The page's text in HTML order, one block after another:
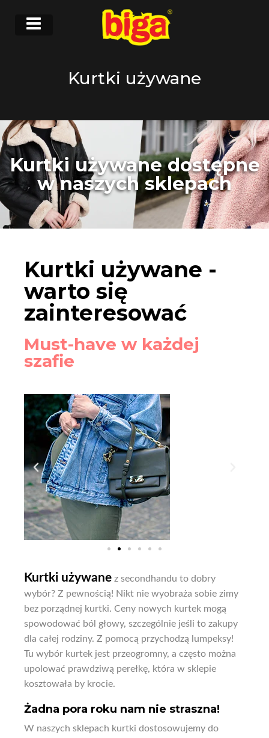
Kurtki używane
Kurtki używane dostępne
w naszych sklepach
Kurtki używane -
warto się
zainteresować
Must-have w każdej
szafie
Kurtki używane z secondhandu to dobry
wybór? Z pewnością! Nikt nie wyobraża sobie zimy
bez porządnej kurtki. Ceny nowych kurtek mogą
spowodować ból głowy, szczególnie jeśli to zakupy
dla całej rodziny. Z pomocą przychodzą lumpeksy!
Tu wybór kurtek jest przeogromny, a często można
upolować prawdziwą perełkę, która w sklepie
kosztowała by krocie.
Żadna pora roku nam nie straszna!
W naszych sklepach kurtki dostosowujemy do